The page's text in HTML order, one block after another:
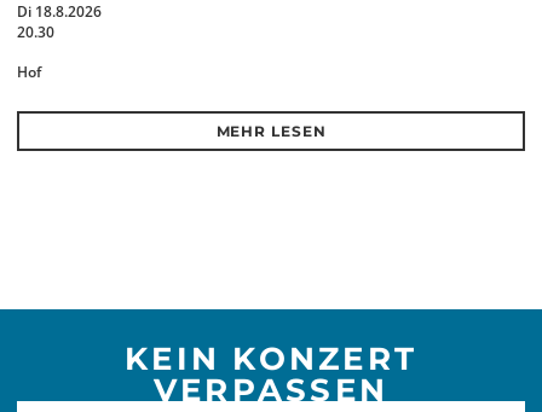
Di 18.8.2026
20.30
Hof
MEHR LESEN
KEIN KONZERT
VERPASSEN